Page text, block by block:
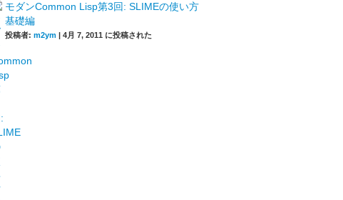
モダンCommon Lisp第3回: SLIMEの使い方
基礎編
投稿者:m2ym |4月 7, 2011 に投稿された